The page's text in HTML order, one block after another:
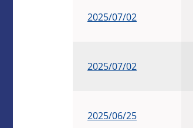
2025/07/02
2025/07/02
2025/06/25